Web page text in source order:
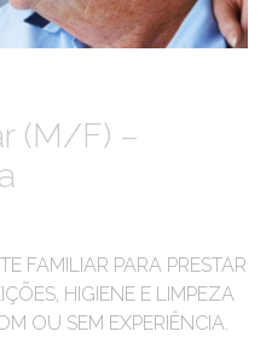
(M/F) –
FAMILIAR PARA PRESTAR
HIGIENE E LIMPEZA
OU SEM EXPERIÊNCIA.